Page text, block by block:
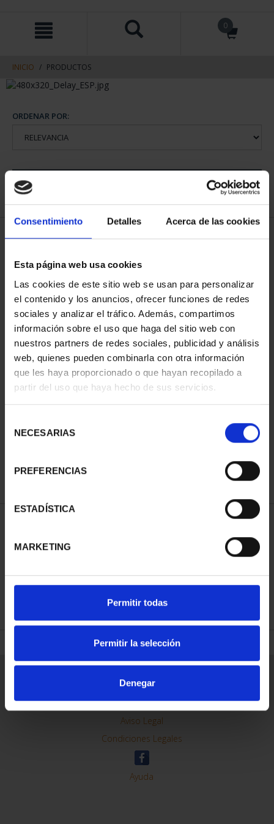
Consentimiento Detalles Acerca de las cookies
Esta página web usa cookies
Las cookies de este sitio web se usan para personalizar
el contenido y los anuncios, ofrecer funciones de redes
sociales y analizar el tráfico. Además, compartimos
información sobre el uso que haga del sitio web con
nuestros partners de redes sociales, publicidad y análisis
web, quienes pueden combinarla con otra información
que les haya proporcionado o que hayan recopilado a
partir del uso que haya hecho de sus servicios.
NECESARIAS
PREFERENCIAS
ESTADÍSTICA
MARKETING
Permitir todas
Permitir la selección
Denegar
contenido
navegacin
0
INICIO PRODUCTOS
ORDENAR POR:
1 Productos encontrados
73,00 €
REFINAR
Contacto
Preguntas Frequentes (FAQs)
Aviso Legal
Condiciones Legales
Ayuda